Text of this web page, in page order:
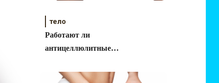
тело
Работают ли
антицеллюлитные
Compliment?